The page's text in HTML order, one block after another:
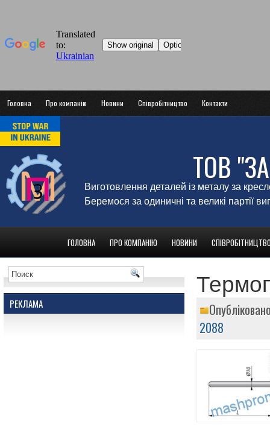
Головна Про компанію Новини Співробітництво Контакти
ТОВ
Виготовлення деталей із металу за
Беремося за одиничні та великі партії
ГОЛОВНА ПРО КОМПАНІЮ НОВИНИ
РЕКЛАМА
2088